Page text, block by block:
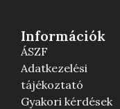
Információk
ÁSZF
Adatkezelési
tájékoztató
Gyakori kérdések